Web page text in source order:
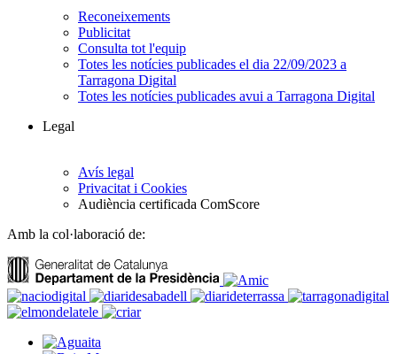
Reconeixements
Publicitat
Consulta tot l'equip
Totes les notícies publicades el dia 22/09/2023 a
Tarragona Digital
Totes les notícies publicades avui a Tarragona Digital
Legal
Avís legal
Privacitat i Cookies
Audiència certificada ComScore
Amb la col·laboració de: